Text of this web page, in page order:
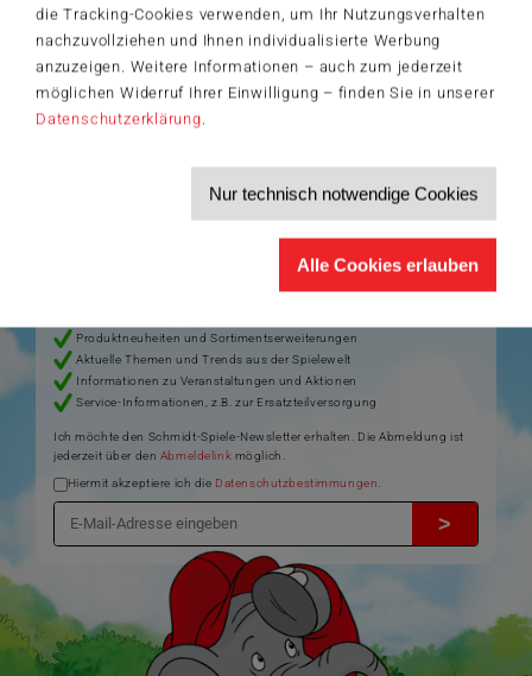
die Tracking-Cookies verwenden, um Ihr Nutzungsverhalten
nachzuvollziehen und Ihnen individualisierte Werbung
anzuzeigen. Weitere Informationen – auch zum jederzeit
möglichen Widerruf Ihrer Einwilligung – finden Sie in unserer
Datenschutzerklärung
Nur technisch notwendige Cookies
Alle Cookies erlauben
Artikelnummer: 40851
Der Schmidt-Spiele-Newsletter
Spiele – und sichern Sie sich einen
Produktneuheiten und Sortimentserweiterungen
Aktuelle Themen und Trends aus der Spielewelt
Informationen zu Veranstaltungen und Aktionen
Service-Informationen, z.B. zur Ersatzteilversorgung
Ich möchte den Schmidt-Spiele-Newsletter erhalten. Die Abmeldung ist
jederzeit über den Abmeldelink möglich.
Hiermit akzeptiere ich die Datenschutzbestimmungen
>